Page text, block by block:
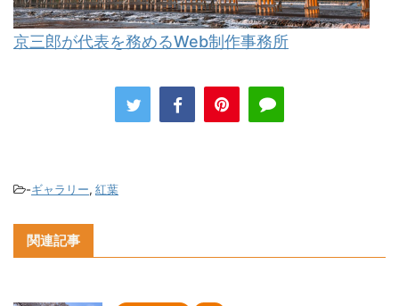
京三郎が代表を務めるWeb制作事務所
-ギャラリー, 紅葉
関連記事